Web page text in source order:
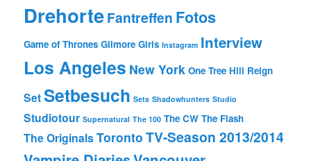
DrehorteFantreffen Fotos
Game of Thrones Gilmore Girls Instagram Interview
Los Angeles New York One Tree Hill Reign
SetSetbesuch Sets Shadowhunters Studio
Studiotour Supernatural The 100 The CW The Flash
The OriginalsToronto TV-Season 2013/2014